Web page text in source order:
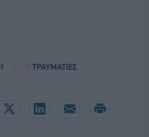
ΤΡΑΥΜΑΤΙΕΣ